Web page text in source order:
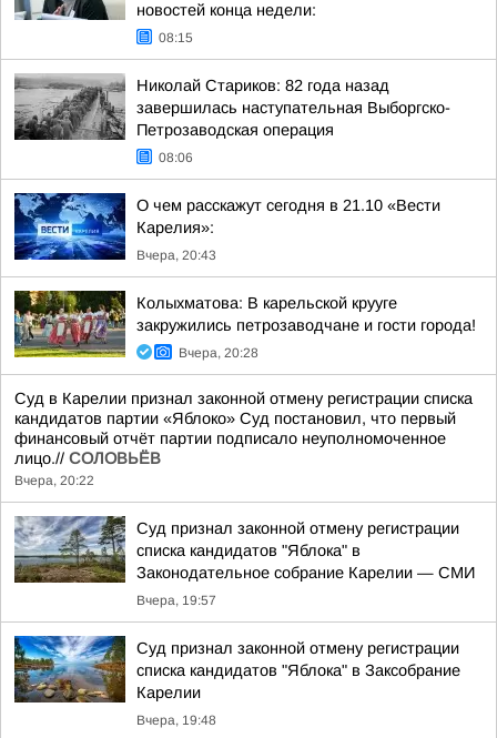
новостей конца недели:
08:15
Николай Стариков: 82 года назад
завершилась наступательная Выборгско-
Петрозаводская операция
08:06
О чем расскажут сегодня в 21.10 «Вести
Карелия»:
Вчера, 20:43
Колыхматова: В карельской крууге
закружились петрозаводчане и гости города!
Вчера, 20:28
Суд в Карелии признал законной отмену регистрации списка
кандидатов партии «Яблоко» Суд постановил, что первый
финансовый отчёт партии подписало неуполномоченное
лицо.// СОЛОВЬЁВ
Вчера, 20:22
Суд признал законной отмену регистрации
списка кандидатов "Яблока" в
Законодательное собрание Карелии — СМИ
Вчера, 19:57
Суд признал законной отмену регистрации
списка кандидатов "Яблока" в Заксобрание
Карелии
Вчера, 19:48